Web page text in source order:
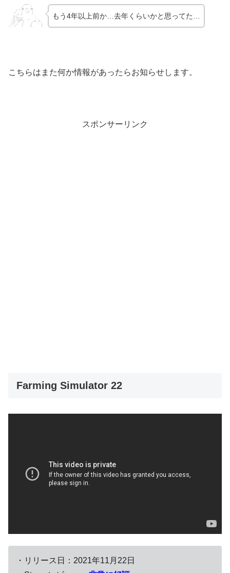
もう4年以上前か…去年くらいかと思ってた…
こちらはまた何か情報があったらお知らせします。
スポンサーリンク
Farming Simulator 22
・リリース日：2021年11月22日